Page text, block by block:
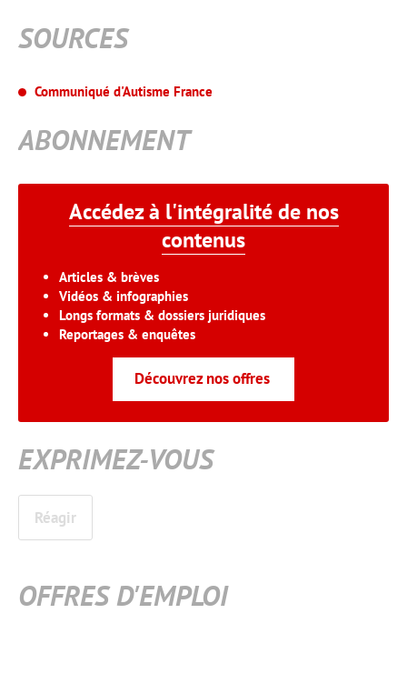
SOURCES
Communiqué d'Autisme France
ABONNEMENT
Accédez à l'intégralité de nos
contenus
Articles & brèves
Vidéos & infographies
Longs formats & dossiers juridiques
Reportages & enquêtes
Découvrez nos offres
EXPRIMEZ-VOUS
Réagir
OFFRES D'EMPLOI